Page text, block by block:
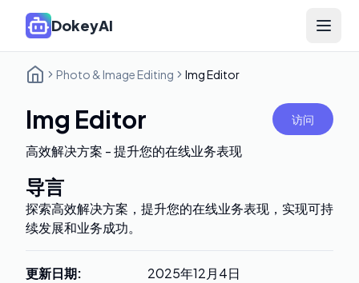
DokeyAI Open
Photo & Image Editing Img Editor
Img Editor 访问
高效解决方案 - 提升您的在线业务表现
导言
探索高效解决方案，提升您的在线业务表现，实现可持
续发展和业务成功。
更新日期:
2025年12月4日